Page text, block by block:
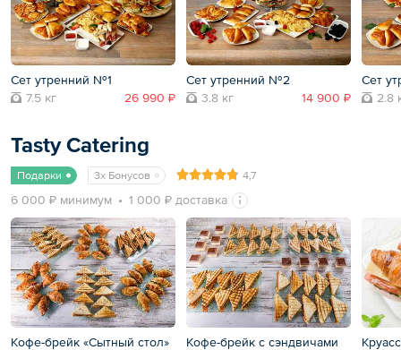
Сет утренний №1
7.5 кг
26 990 ₽
Сет утренний №2
3.8 кг
14 900 ₽
Сет
2.8
Tasty Catering
Подарки 3x Бонусов 4,7
6 000 ₽ минимум 1 000 ₽ доставка
Кофе-брейк «Сытный стол»
Кофе-брейк с сэндвичами